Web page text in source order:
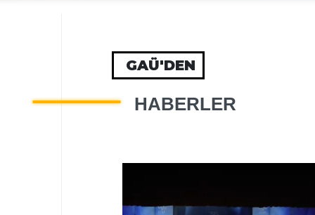
GAÜ'DEN
HABERLER